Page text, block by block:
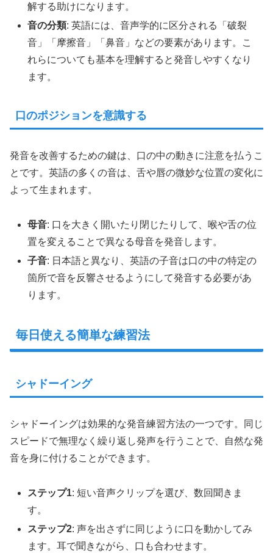
解する助けになります。
音の分類: 英語には、音声学的に区分される「破裂
音」「摩擦音」「鼻音」などの要素があります。こ
れらについても基本を理解すると発音しやすくなり
ます。
口のポジションを意識する
発音を改善するための鍵は、口の中の動きに注意を払うこ
とです。英語の多くの音は、舌や唇の微妙な位置の変化に
よって生まれます。
母音: 口を大きく開いたり閉じたりして、喉や舌の位
置を変えることで異なる母音を発音します。
子音: 日本語と異なり、英語の子音は口の中の特定の
箇所で音を反響させるようにして発音する必要があ
ります。
毎日使える簡単な練習法
シャドーイング
シャドーイングは効果的な発音練習方法の一つです。同じ
スピードで無理なく繰り返し発声を行うことで、自然な発
音を身に付けることができます。
ステップ1: 短い音声クリップを選び、数回聞きま
す。
ステップ2: 声を出さずに同じように口を動かしてみ
ます。耳で聞きながら、口も合わせます。